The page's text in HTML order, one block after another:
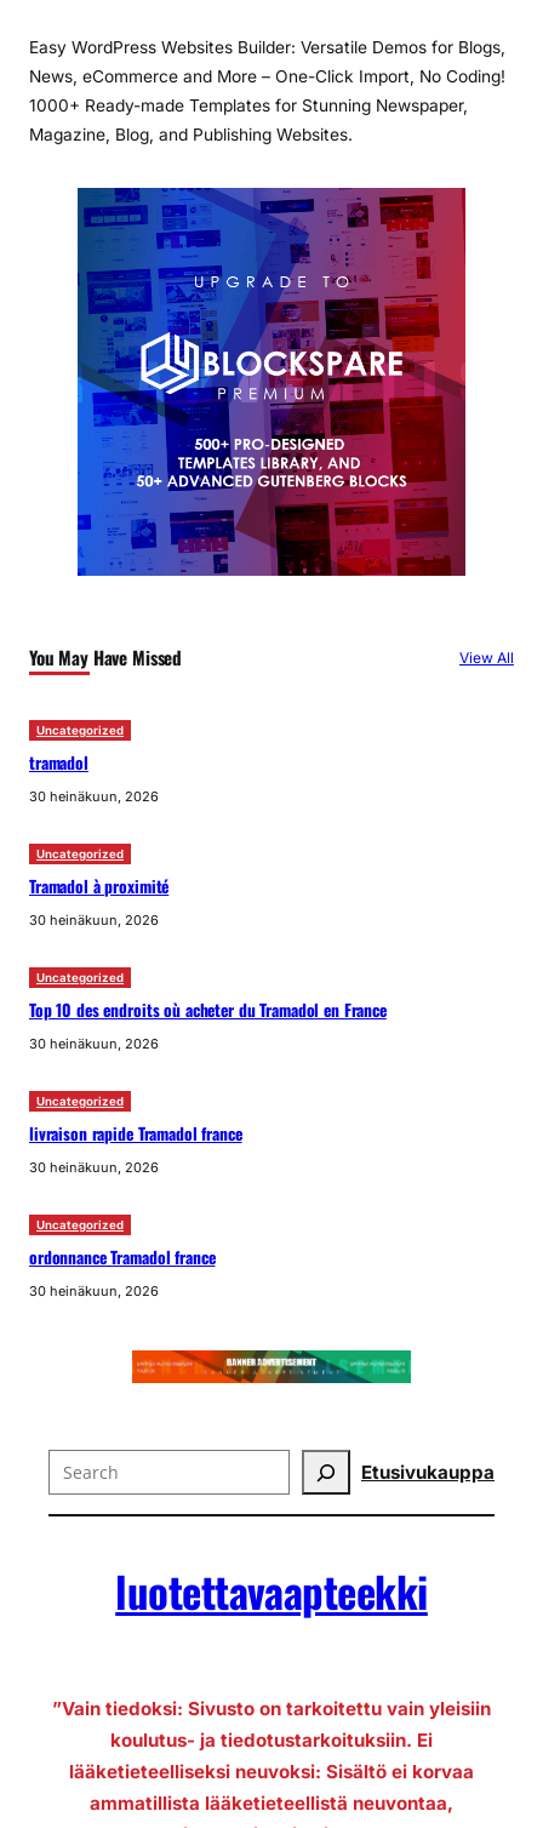
Easy WordPress Websites Builder: Versatile Demos for Blogs,
News, eCommerce and More – One-Click Import, No Coding!
1000+ Ready-made Templates for Stunning Newspaper,
Magazine, Blog, and Publishing Websites.
You May Have Missed View All
Uncategorized
tramadol
30 heinäkuun, 2026
Uncategorized
Tramadol à proximité
30 heinäkuun, 2026
Uncategorized
Top 10 des endroits où acheter du Tramadol en France
30 heinäkuun, 2026
Uncategorized
livraison rapide Tramadol france
30 heinäkuun, 2026
Uncategorized
ordonnance Tramadol france
30 heinäkuun, 2026
Search Etusivukauppa
luotettavaapteekki
”Vain tiedoksi: Sivusto on tarkoitettu vain yleisiin
koulutus- ja tiedotustarkoituksiin. Ei
lääketieteelliseksi neuvoksi: Sisältö ei korvaa
ammatillista lääketieteellistä neuvontaa,